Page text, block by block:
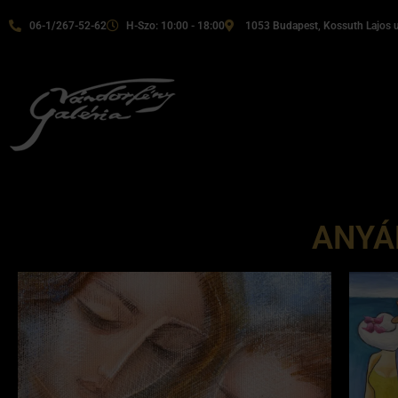
06-1/267-52-62 H-Szo: 10:00 - 18:00 1053 Budapest, Kossuth Lajos